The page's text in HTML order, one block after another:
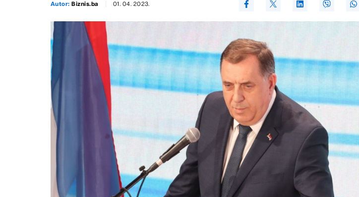
Autor:Biznis.ba 01. 04. 2023.